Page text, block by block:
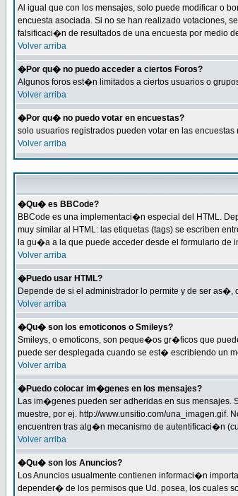
Al igual que con los mensajes, solo puede modificar o
encuesta asociada. Si no se han realizado votaciones,
falsificaci�n de resultados de una encuesta por medio
Volver arriba
�Por qu� no puedo acceder a ciertos Foros?
Algunos foros est�n limitados a ciertos usuarios o
Volver arriba
�Por qu� no puedo votar en encuestas?
solo usuarios registrados pueden votar en las
Volver arriba
�Qu� es BBCode?
BBCode es una implementaci�n especial del HTML.
muy similar al HTML: las etiquetas (tags) se escriben
la gu�a a la que puede acceder desde el formulario de
Volver arriba
�Puedo usar HTML?
Depende de si el administrador lo permite y de ser
Volver arriba
�Qu� son los emoticonos o Smileys?
Smileys, o emoticons, son peque�os gr�ficos que
puede ser desplegada cuando se est� escribiendo un
Volver arriba
�Puedo colocar im�genes en los mensajes?
Las im�genes pueden ser adheridas en sus mensajes.
muestre, por ej. http://www.unsitio.com/una_imagen.gif.
encuentren tras alg�n mecanismo de autentificaci�n
Volver arriba
�Qu� son los Anuncios?
Los Anuncios usualmente contienen informaci�n
depender� de los permisos que Ud. posea, los cuales